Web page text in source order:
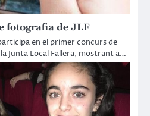
fotografia de JLF
en el primer concurs de
Junta Local Fallera, mostrant a…